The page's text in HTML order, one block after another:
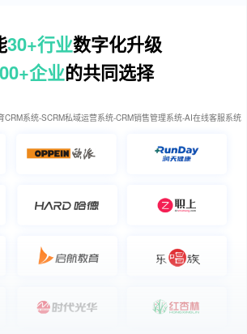
30+行业数字化升级
企业的共同选择